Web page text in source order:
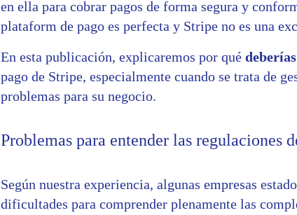
en ella para cobrar pagos de forma segura y
plataform de pago es perfecta y Stripe no es una
En esta publicación, explicaremos por qué
pago de Stripe, especialmente cuando se trata de
problemas para su negocio.
Problemas para entender las regulaciones
Según nuestra experiencia, algunas empresas
dificultades para comprender plenamente las